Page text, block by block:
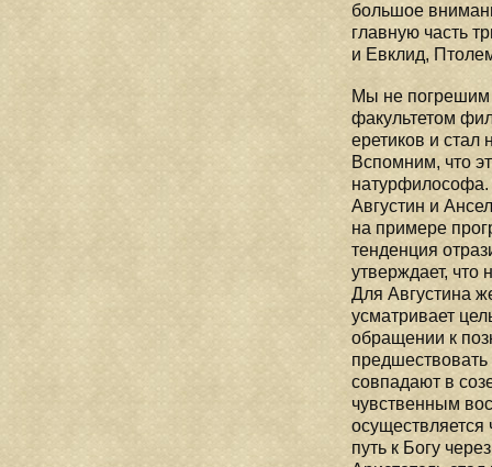
большое
главную часть
и Евклид,
Мы не погрешим
факультетом
еретиков и
Вспомним, что
натурфилософа.
Августин и
на примере
тенденция
утверждает,
Для Августина
усматривает
обращении к
совпадают в
чувственным
путь к Богу